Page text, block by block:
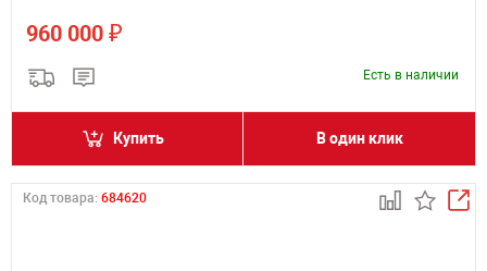
960 000 ₽
Есть в наличии
Купить В один клик
Код товара: 684620